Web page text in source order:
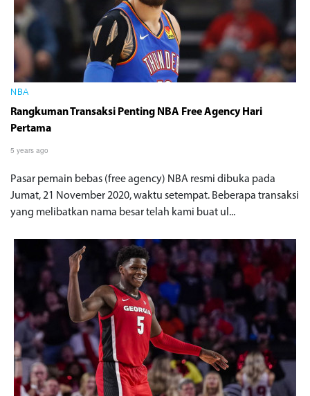
NBA
Rangkuman Transaksi Penting NBA Free Agency Hari
Pertama
5 years ago
Pasar pemain bebas (free agency) NBA resmi dibuka pada
Jumat, 21 November 2020, waktu setempat. Beberapa transaksi
yang melibatkan nama besar telah kami buat ul...